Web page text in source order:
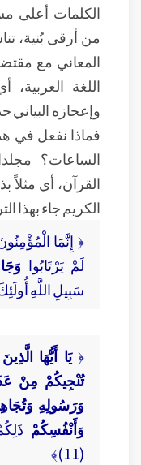
الكلمات أعلى
من أرقى بُنية،
المعاني مع
اللغة
وإعجازه
فماذا نفعل في
الساعات؟
القرآن، أي مثلاً
الكريم جاء بهذا
﴿ إِنَّمَا
لَمْ يَرْتَابُوا
سَبِيلِ اللَّهِ
﴿يَا أَيُّهَا
وَرَسُولِهِ
وَأَنْفُسِكُمْ
(11)﴾